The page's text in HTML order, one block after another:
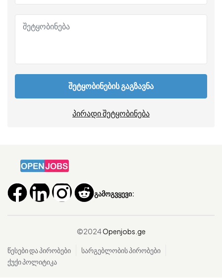
შეტყობინების გაგზავნა
პირადი შეტყობინება
გამოგვყევი:
©2024Openjobs.ge
წესები და პირობები
სარგებლობის პირობები
ქუქი პოლიტიკა